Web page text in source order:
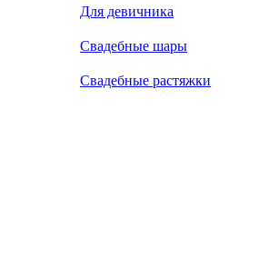
Для девичника
Свадебные шары
Свадебные растяжки